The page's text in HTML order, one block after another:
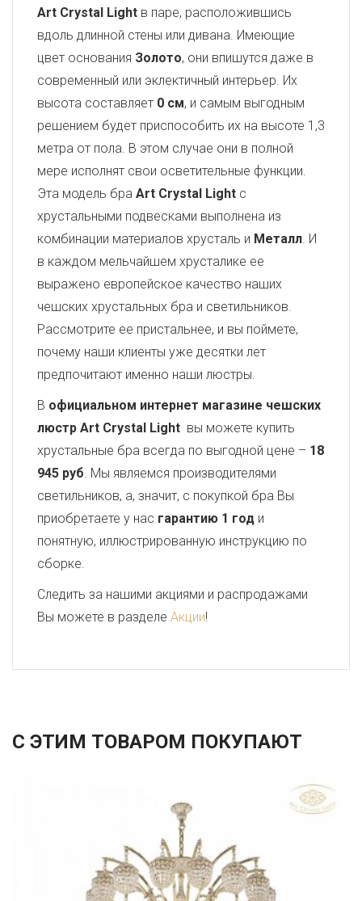
Art Crystal Light в паре, расположившись
вдоль длинной стены или дивана. Имеющие
цвет основания Золото, они впишутся даже в
современный или эклектичный интерьер. Их
высота составляет 0 см, и самым выгодным
решением будет приспособить их на высоте 1,3
метра от пола. В этом случае они в полной
мере исполнят свои осветительные функции.
Эта модель бра Art Crystal Light с
хрустальными подвесками выполнена из
комбинации материалов хрусталь и Металл. И
в каждом мельчайшем хрусталике ее
выражено европейское качество наших
чешских хрустальных бра и светильников.
Рассмотрите ее пристальнее, и вы поймете,
почему наши клиенты уже десятки лет
предпочитают именно наши люстры.
В официальном интернет магазине чешских
люстр Art Crystal Light вы можете купить
хрустальные бра всегда по выгодной цене – 18
945 руб. Мы являемся производителями
светильников, а, значит, с покупкой бра Вы
приобретаете у нас гарантию 1 год и
понятную, иллюстрированную инструкцию по
сборке.
Следить за нашими акциями и распродажами
Вы можете в разделе Акции!
С ЭТИМ ТОВАРОМ ПОКУПАЮТ